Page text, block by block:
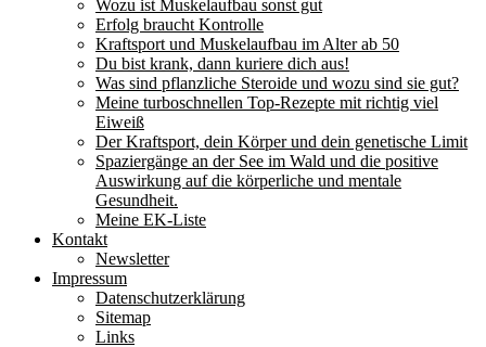
Wozu ist Muskelaufbau sonst gut
Erfolg braucht Kontrolle
Kraftsport und Muskelaufbau im Alter ab 50
Du bist krank, dann kuriere dich aus!
Was sind pflanzliche Steroide und wozu sind sie gut?
Meine turboschnellen Top-Rezepte mit richtig viel
Eiweiß
Der Kraftsport, dein Körper und dein genetische Limit
Spaziergänge an der See im Wald und die positive
Auswirkung auf die körperliche und mentale
Gesundheit.
Meine EK-Liste
Kontakt
Newsletter
Impressum
Datenschutzerklärung
Sitemap
Links